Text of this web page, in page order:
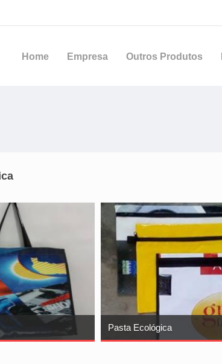
Home Empresa Outros Produtos
Pasta Ecológica